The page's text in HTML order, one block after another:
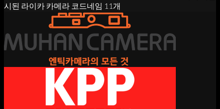
시된 라이카 카메라 코드네임 11개